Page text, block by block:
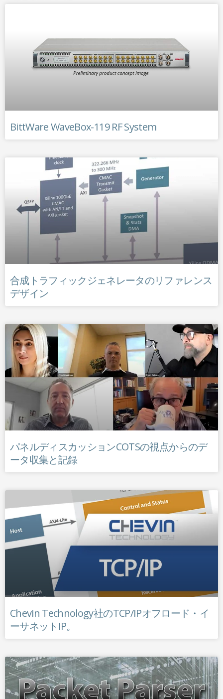
BittWare WaveBox-119 RF System
合成トラフィックジェネレータのリファレンス
デザイン
パネルディスカッションCOTSの視点からのデ
ータ収集と記録
Chevin Technology社のTCP/IPオフロード・イ
ーサネットIP。